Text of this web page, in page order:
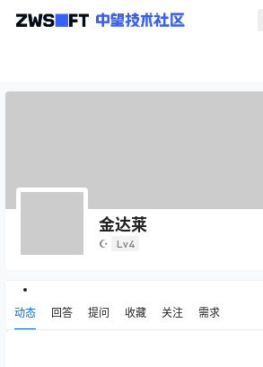
金达莱
☪ Lv4
动态 回答 提问 收藏 关注 需求